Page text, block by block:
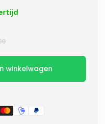
winkelwagen